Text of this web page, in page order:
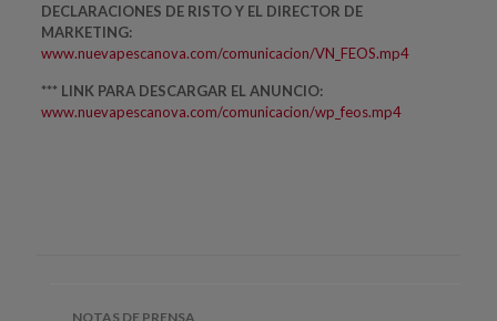
DECLARACIONES DE RISTO Y EL DIRECTOR DE
MARKETING:
www.nuevapescanova.com/comunicacion/VN_FEOS.mp4
*** LINK PARA DESCARGAR EL ANUNCIO:
www.nuevapescanova.com/comunicacion/wp_feos.mp4
NOTAS DE PRENSA